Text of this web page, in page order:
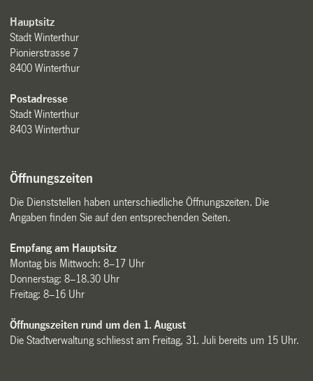
Hauptsitz
Stadt Winterthur
Pionierstrasse 7
8400 Winterthur
Postadresse
Stadt Winterthur
8403 Winterthur
Öffnungszeiten
Die Dienststellen haben unterschiedliche Öffnungszeiten. Die
Angaben finden Sie auf den entsprechenden Seiten.
Empfang am Hauptsitz
Montag bis Mittwoch: 8–17 Uhr
Donnerstag: 8–18.30 Uhr
Freitag: 8–16 Uhr
Öffnungszeiten rund um den 1. August
Die Stadtverwaltung schliesst am Freitag, 31. Juli bereits um 15 Uhr.